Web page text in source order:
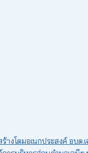
างโดมอเนกประสงค์ อบต.